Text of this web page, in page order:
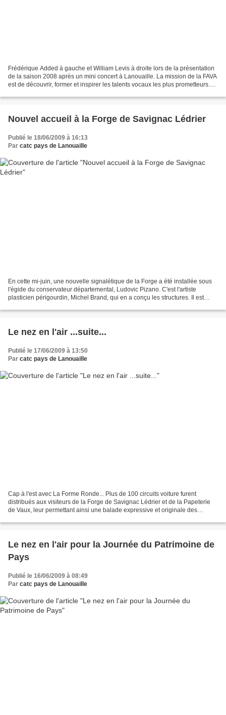
Frédérique Added à gauche et William Levis à droite lors de la présentation
de la saison 2008 après un mini concert à Lanouaille. La mission de la FAVA
est de découvrir, former et inspirer les talents vocaux les plus prometteurs.
Nouvel accueil à la Forge de Savignac Lédrier
Publié le 18/06/2009 à 16:13
Par catc pays de Lanouaille
En cette mi-juin, une nouvelle signalétique de la Forge a été installée sous
l'égide du conservateur départemental, Ludovic Pizano. C'est l'artiste
plasticien périgourdin, Michel Brand, qui en a conçu les structures. Il est
Le nez en l'air ...suite...
Publié le 17/06/2009 à 13:50
Par catc pays de Lanouaille
Cap à l'est avec La Forme Ronde... Plus de 100 circuits voiture furent
distribués aux visiteurs de la Forge de Savignac Lédrier et de la Papeterie
de Vaux, leur permettant ainsi une balade expressive et originale des
Le nez en l'air pour la Journée du Patrimoine de
Pays
Publié le 16/06/2009 à 08:49
Par catc pays de Lanouaille